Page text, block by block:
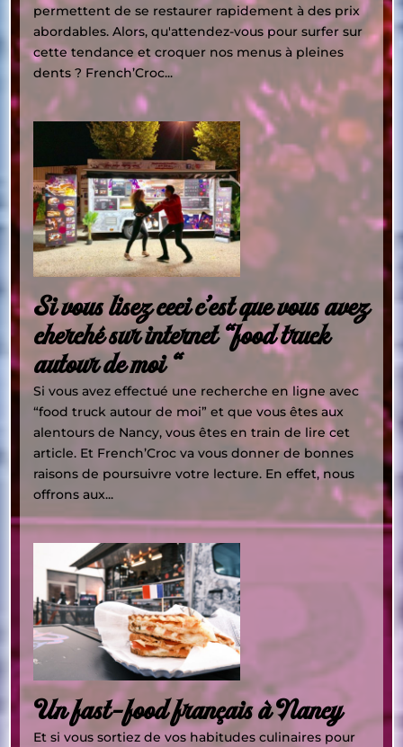
permettent de se restaurer rapidement à des prix
abordables. Alors, qu'attendez-vous pour surfer sur
cette tendance et croquer nos menus à pleines
dents ? French’Croc...
Si vous lisez ceci c’est que vous avez
cherché sur internet “food truck
autour de moi “
Si vous avez effectué une recherche en ligne avec
“food truck autour de moi” et que vous êtes aux
alentours de Nancy, vous êtes en train de lire cet
article. Et French’Croc va vous donner de bonnes
raisons de poursuivre votre lecture. En effet, nous
offrons aux...
Un fast-food français à Nancy
Et si vous sortiez de vos habitudes culinaires pour